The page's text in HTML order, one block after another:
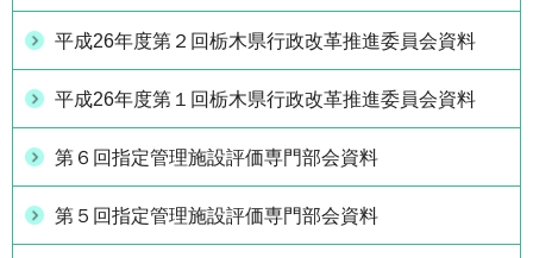
平成26年度第２回栃木県行政改革推進委員会資料
平成26年度第１回栃木県行政改革推進委員会資料
第６回指定管理施設評価専門部会資料
第５回指定管理施設評価専門部会資料